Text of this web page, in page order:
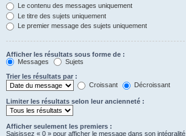
Le contenu des messages uniquement
Le titre des sujets uniquement
Le premier message des sujets uniquement
Afficher les résultats sous forme de :
Messages
Sujets
Trier les résultats par :
Croissant
Décroissant
Limiter les résultats selon leur ancienneté :
Afficher seulement les premiers :
Saisissez « 0 » pour afficher le message dans son intégralité.